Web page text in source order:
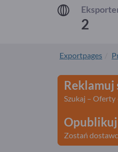
2
Exportpages
Reklamuj
Szukaj –
Zostań